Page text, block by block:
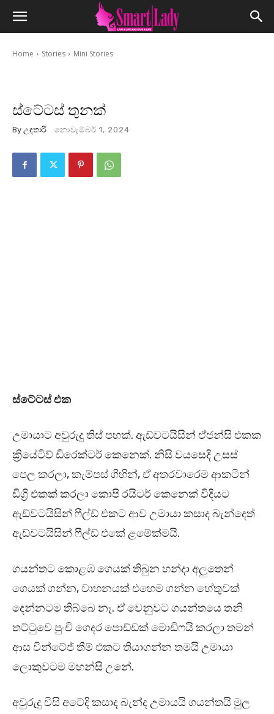
Home Stories Mini Stories
ස්ටේටස් තුනක්
By උදතාරි නොවැම්බර් 1, 2024
ස්ටේටස් එක
උමායාට අවුරුදු තිස් පහක්. ඇඩ්වටයිසින් ඒජන්සි එකක
ක්‍රියේටිව් ඩිරෙක්ටර් කෙනෙක්. නිසි වයසෙදි උසස්
පෙල කරලා, කැම්පස් ගිහින්, ඒ අතරවාරෙම ආකටින්
ඩිග්‍රි එකක් කරලා කොපි රයිටර් කෙනෙක් විදියට
ඇඩ්වටයිසින් ෆීල්ඩ් එකට ආව උමායා කසාද බැන්දෙත්
ඇඩ්වටයිසින් ෆීල්ඩ් එකේ ළමේක්මයි.
ගයන්තට කොළඹ ගෙයක් තිබුන හන්දා අලුතෙන්
ගෙයක් ගන්න, වාහනයක් එහෙම ගන්න හේතුවක්
දෙන්නටම තිබ්බෙ නෑ. ඒ වෙනුවට ගයන්තයෙ තනි
තට්ටුවෙ පුංචි ගෙදර පොඩ්ඩක් මොඩිෆයි කරලා තමන්
ආස වින්ටේජ් තීම් එකට තියාගන්න තමයි උමායා
ලොකුවටම මහන්සි උනේ.
අවුරුදු විසි අටේදි කසාද බැන්ද උමායයි ගයන්තයි මුල